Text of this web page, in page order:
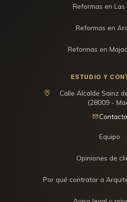
Reformas en Las
Reformas en
Reformas en
ESTUDIO Y
Calle Alcalde Sainz
(28009 -
Contacto
Equipo
Opiniones de
Por qué contratar a